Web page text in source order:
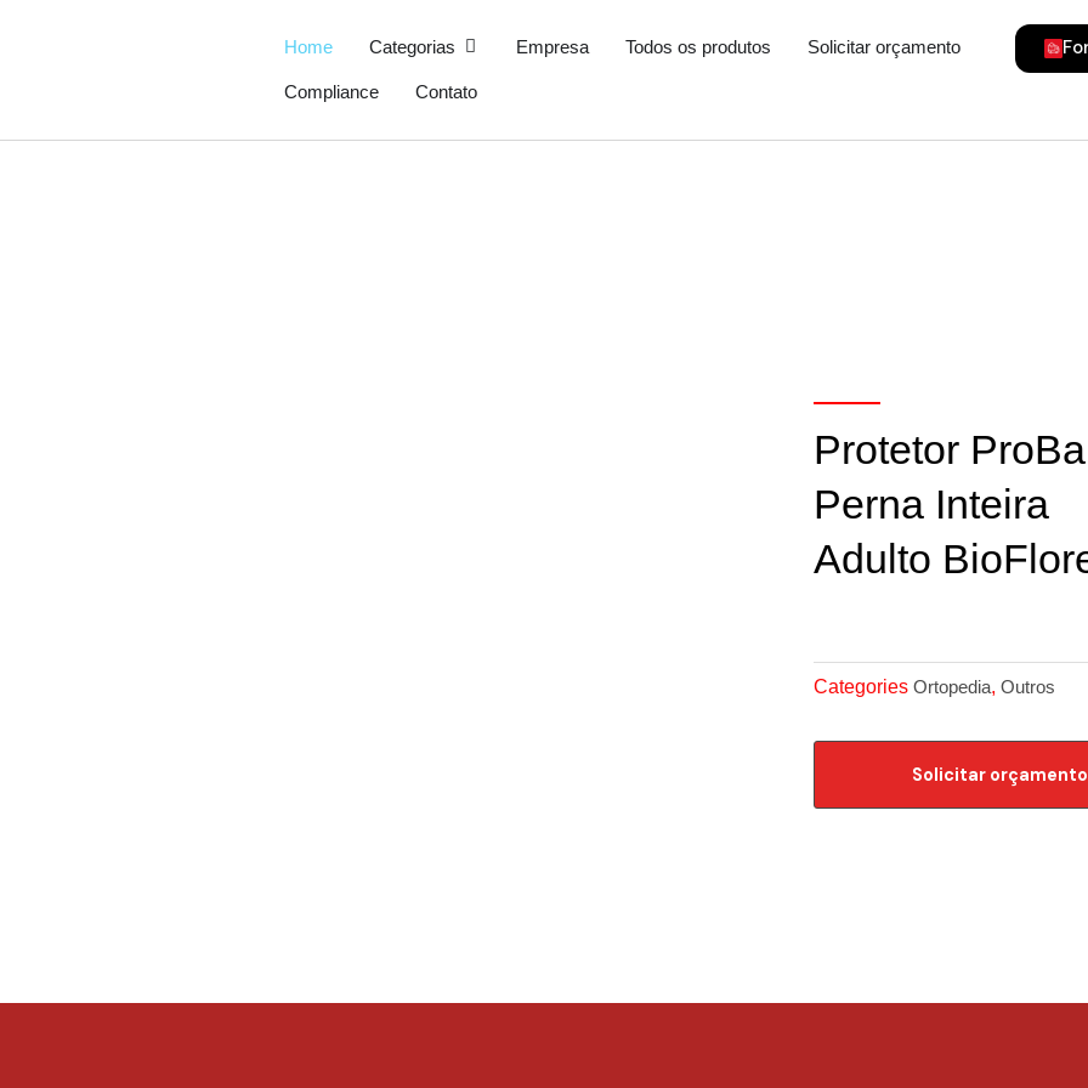
Home Categorias Open Categorias
Empresa Todos os produtos Solicitar orçamento
Compliance Contato
Protetor
Perna Inteira
Adulto
Categories Ortopedia Outros
Solicitar orçamento